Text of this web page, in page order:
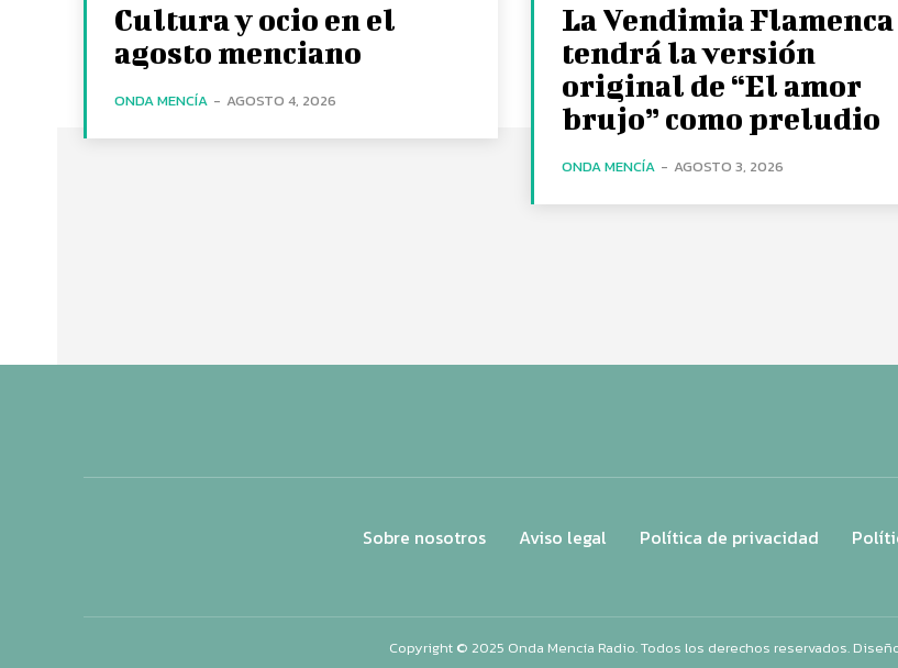
Cultura y ocio en el
agosto menciano
ONDA MENCÍA - AGOSTO 4, 2026
La Vendimia Flamenca
tendrá la versión
original de “El amor
brujo” como preludio
ONDA MENCÍA - AGOSTO 3, 2026
Sobre nosotros Aviso legal Política de privacidad
Copyright © 2025 Onda Mencía Radio. Todos los derechos reservados.